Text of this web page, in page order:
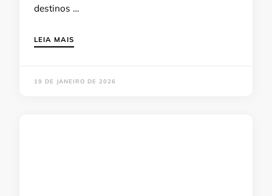
destinos …
LEIA MAIS
19 DE JANEIRO DE 2026